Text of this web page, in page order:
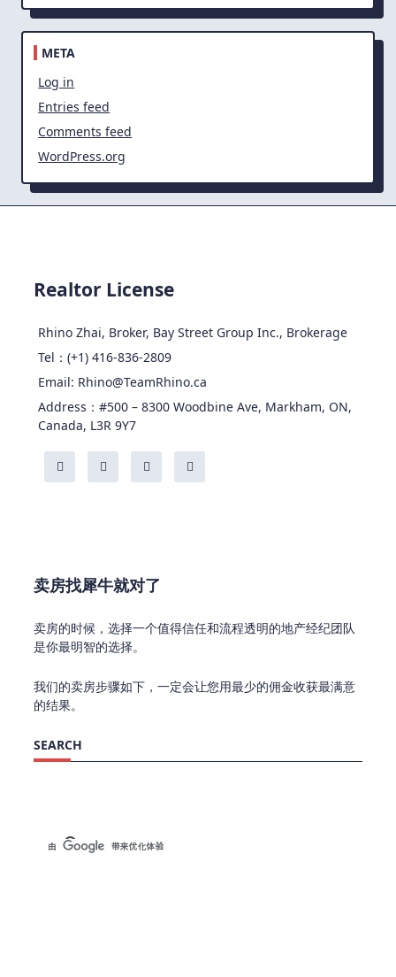
META
Log in
Entries feed
Comments feed
WordPress.org
Realtor License
Rhino Zhai, Broker, Bay Street Group Inc., Brokerage
Tel：(+1) 416-836-2809
Email: Rhino@TeamRhino.ca
Address：#500 – 8300 Woodbine Ave, Markham, ON,
Canada, L3R 9Y7
卖房找犀牛就对了
卖房的时候，选择一个值得信任和流程透明的地产经纪团队
是你最明智的选择。
我们的卖房步骤如下，一定会让您用最少的佣金收获最满意
的结果。
SEARCH